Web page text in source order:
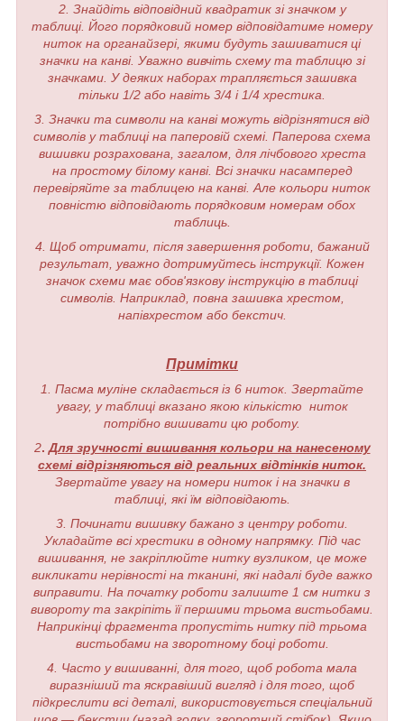
2. Знайдіть відповідний квадратик зі значком у
таблиці. Його порядковий номер відповідатиме номеру
ниток на органайзері, якими будуть зашиватися ці
значки на канві. Уважно вивчіть схему та таблицю зі
значками. У деяких наборах трапляється зашивка
тільки 1/2 або навіть 3/4 і 1/4 хрестика.
3. Значки та символи на канві можуть відрізнятися від
символів у таблиці на паперовій схемі. Паперова схема
вишивки розрахована, загалом, для лічбового хреста
на простому білому канві. Всі значки насамперед
перевіряйте за таблицею на канві. Але кольори ниток
повністю відповідають порядковим номерам обох
таблиць.
4. Щоб отримати, після завершення роботи, бажаний
результат, уважно дотримуйтесь інструкції. Кожен
значок схеми має обов'язкову інструкцію в таблиці
символів. Наприклад, повна зашивка хрестом,
напівхрестом або бекстич.
Примітки
1. Пасма муліне складається із 6 ниток. Звертайте
увагу, у таблиці вказано якою кількістю ниток
потрібно вишивати цю роботу.
2. Для зручності вишивання кольори на нанесеному
схемі відрізняються від реальних відтінків ниток.
Звертайте увагу на номери ниток і на значки в
таблиці, які їм відповідають.
3. Починати вишивку бажано з центру роботи.
Укладайте всі хрестики в одному напрямку. Під час
вишивання, не закріплюйте нитку вузликом, це може
викликати нерівності на тканині, які надалі буде важко
виправити. На початку роботи залиште 1 см нитки з
вивороту та закріпіть її першими трьома вистьобами.
Наприкінці фрагмента пропустіть нитку під трьома
вистьобами на зворотному боці роботи.
4. Часто у вишиванні, для того, щоб робота мала
виразніший та яскравіший вигляд і для того, щоб
підкреслити всі деталі, використовується спеціальний